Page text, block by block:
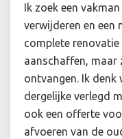
Ik zoek een
verwijderen en een
complete renovatie
aanschaffen, maar
ontvangen. Ik denk
dergelijke verlegd
ook een offerte
afvoeren van de